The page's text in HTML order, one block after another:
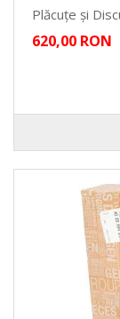
Plăcuțe și
620,00 RON